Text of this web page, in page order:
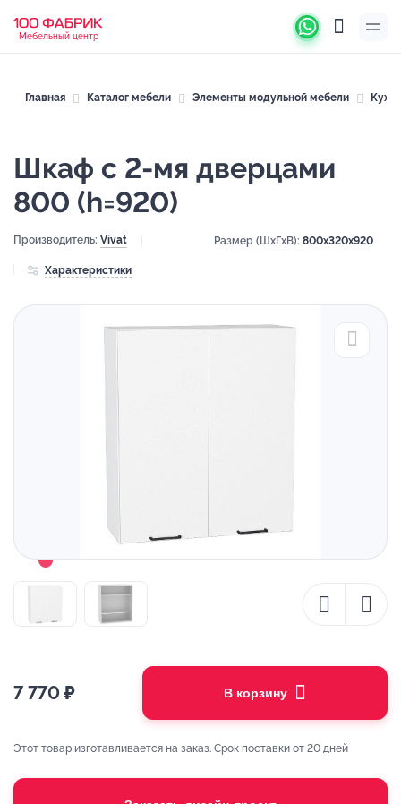
Мебельный центр
Главная Каталог мебели Элементы модульной мебели
Шкаф с 2-мя дверцами
800 (h=920)
Производитель: Vivat Размер (ШхГхВ): 800x320x920
Характеристики
7 770 ₽ В корзину
Этот товар изготавливается на заказ. Срок поставки от 20 дней